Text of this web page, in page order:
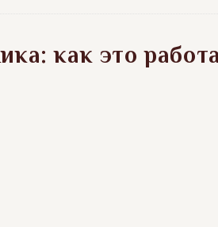
как это